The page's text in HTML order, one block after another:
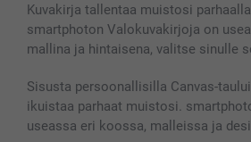
Kännykkä & Tabletti
MyNameBook
Valokuvakehykset & Lisätarvikkeet
Lahjakortti
Kaikki kuvatuotteet
Sivukartta
Ehdot/takuut
smartbonus
Hinnat & maksutavat
Kuvakirja tallentaa muistosi
smartphoton Valokuvakirjoja on
mallina ja hintaisena, valitse sinulle
Sisusta persoonallisilla Canvas-
ikuistaa parhaat muistosi.
useassa eri koossa, malleissa ja